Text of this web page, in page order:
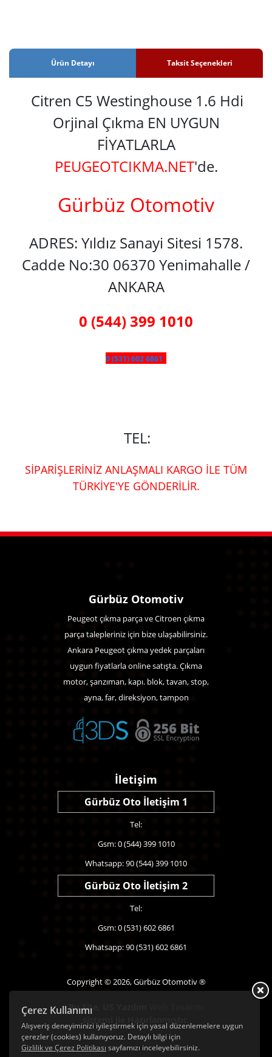
Ürün Detayı Taksit Seçenekleri
Citren C5 Westinghouse 1.6 Hdi
Orjinal Çıkma EN UYGUN
FİYATLARLA
PEUGEOTCIKMA.NET'de.
Gürbüz Otomotiv
ADRES: Yıldız Sanayi Sitesi 1578.
Cadde No:30 06370 Yenimahalle /
ANKARA
0 (544) 399 1010
0 (531) 602 6861
TEL:
SİPARİŞLERİNİZ ANLAŞMALI KARGO İLE TÜM
TÜRKİYE'YE GÖNDERİLİR.
Çerez Kullanımı
Alışveriş deneyiminizi iyileştirmek için yasal düzenlemelere uygun
çerezler (cookies) kullanıyoruz. Detaylı bilgi için
Gizlilik ve Çerez Politikası sayfamızı inceleyebilirsiniz.
Gürbüz Otomotiv
Peugeot çıkma parça ve Citroen çıkma
parça talepleriniz için bize ulaşabilirsiniz.
Ankara Peugeot çıkma yedek parçaları
uygun fiyatlarla online satışta. Çıkma
motor, şanzıman, kapı. blok, tavan, stop,
ayna, far, direksiyon, tampon
İletişim
Gürbüz Oto İletişim 1
Tel:
Gsm: 0 (544) 399 1010
Whatsapp: 90 (544) 399 1010
Gürbüz Oto İletişim 2
Tel:
Gsm: 0 (531) 602 6861
Whatsapp: 90 (531) 602 6861
Copyright © 2026, Gürbüz Otomotiv ®
Bu Site,